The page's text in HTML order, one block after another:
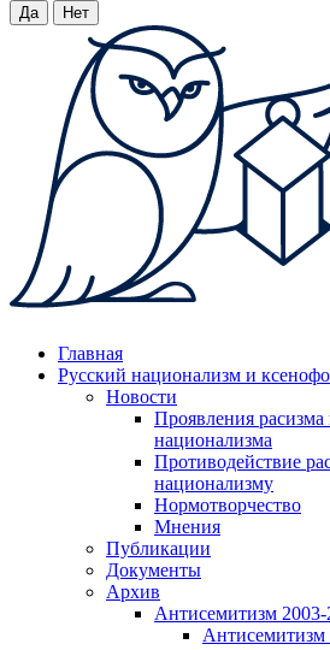
Да Нет
Главная
Русский национализм и
Новости
Проявления расизма
национализма
Противодействие
национализму
Нормотворчество
Мнения
Публикации
Документы
Архив
Антисемитизм 2003-
Антисемитизм